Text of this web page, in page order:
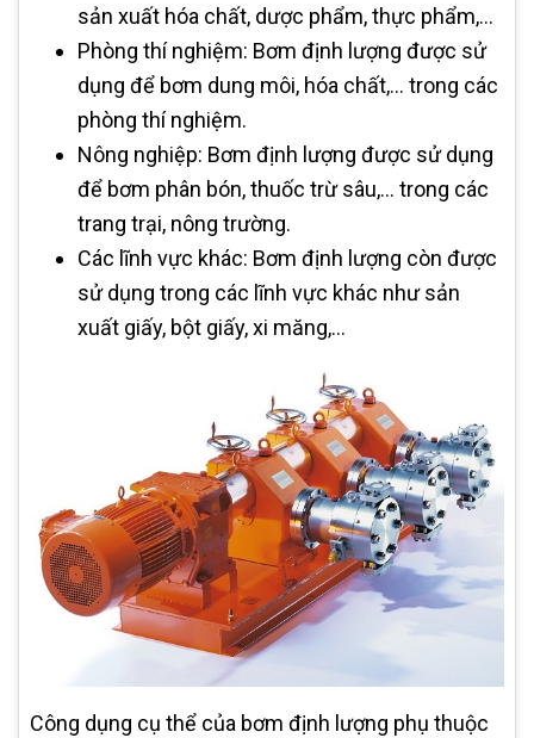
sản xuất hóa chất, dược phẩm, thực phẩm,...
Phòng thí nghiệm: Bơm định lượng được sử
dụng để bơm dung môi, hóa chất,... trong các
phòng thí nghiệm.
Nông nghiệp: Bơm định lượng được sử dụng
để bơm phân bón, thuốc trừ sâu,... trong các
trang trại, nông trường.
Các lĩnh vực khác: Bơm định lượng còn được
sử dụng trong các lĩnh vực khác như sản
xuất giấy, bột giấy, xi măng,...
Công dụng cụ thể của bơm định lượng phụ thuộc